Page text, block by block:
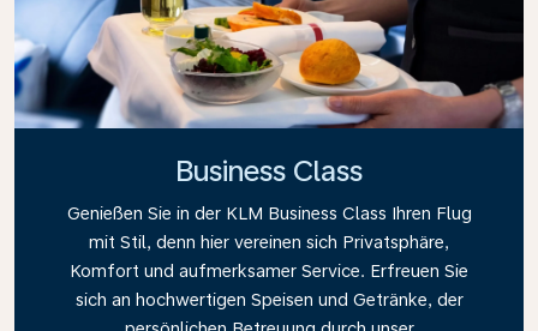
Business Class
Genießen Sie in der KLM Business Class Ihren Flug
mit Stil, denn hier vereinen sich Privatsphäre,
Komfort und aufmerksamer Service. Erfreuen Sie
sich an hochwertigen Speisen und Getränke, der